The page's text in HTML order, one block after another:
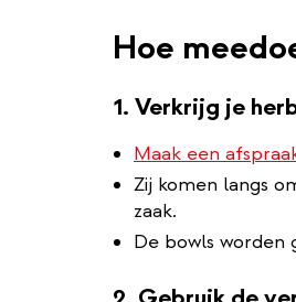
Hoe
1. Verkrijg je
Maak een
Zij komen langs
zaak.
De bowls worden